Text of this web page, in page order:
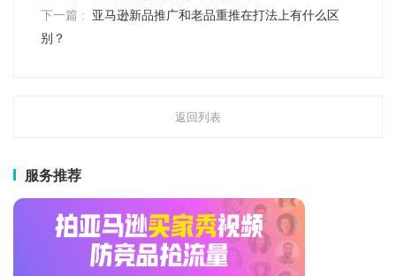
下一篇 :
亚马逊新品推广和老品重推在打法上有什么区
别？
返回列表
服务推荐